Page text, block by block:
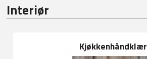
Interiør
Kjøkkenhåndklær